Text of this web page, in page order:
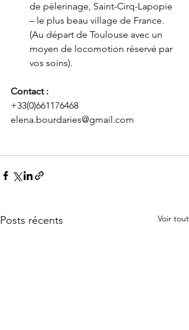
de pèlerinage, Saint-Cirq-Lapopie
– le plus beau village de France.
(Au départ de Toulouse avec un
moyen de locomotion réservé par
vos soins).
Contact :
+33(0)661176468
elena.bourdaries@gmail.com
Posts récents Voir tout